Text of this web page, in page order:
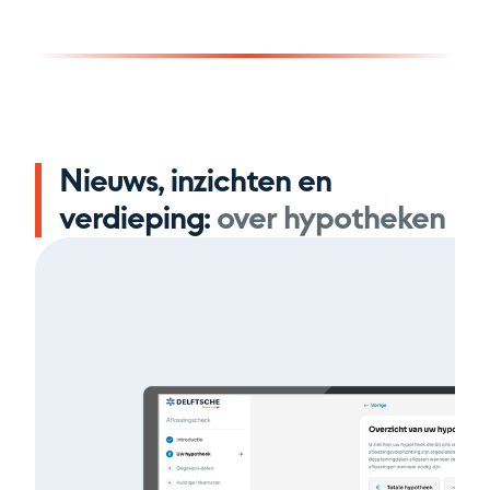
Nieuws, inzichten en
verdieping:over hypotheken